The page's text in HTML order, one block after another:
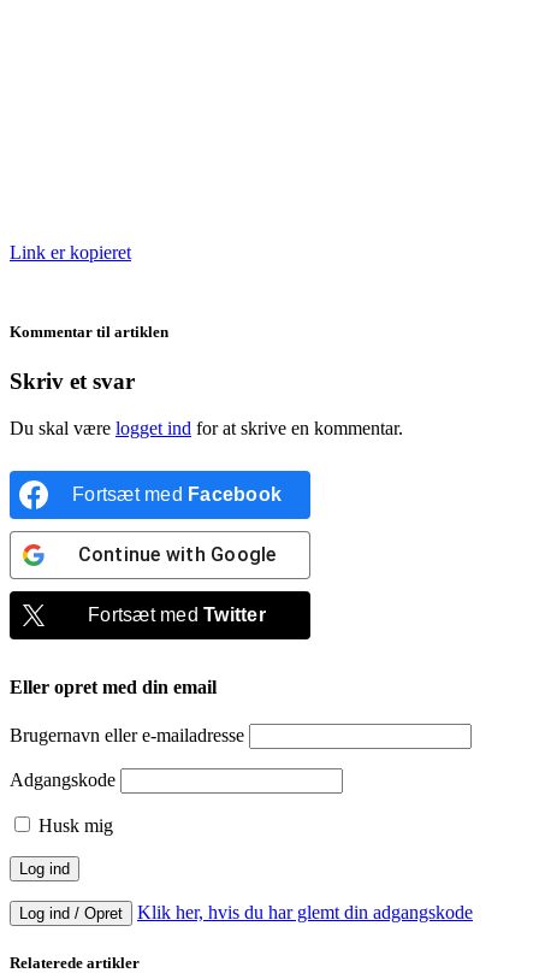
Link er kopieret
Kommentar til artiklen
Skriv et svar
Du skal være logget ind for at skrive en kommentar.
Fortsæt med Facebook
Continue with Google
Fortsæt medTwitter
Eller opret med din email
Brugernavn eller e-mailadresse
Adgangskode
Husk mig
Log ind / Opret Klik her, hvis du har glemt din adgangskode
Relaterede artikler